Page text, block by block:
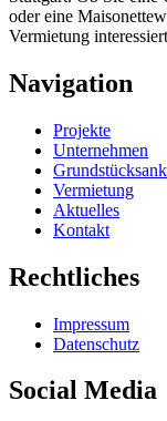
oder eine
Vermietung
Navigation
Projekte
Unternehmen
Vermietung
Aktuelles
Kontakt
Rechtliches
Impressum
Datenschutz
Social Media